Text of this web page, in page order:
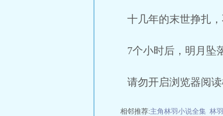
十几年的末世挣扎，
7个小时后，明月坠
请勿开启浏览器阅
相邻推荐:主角林羽小说全集 林